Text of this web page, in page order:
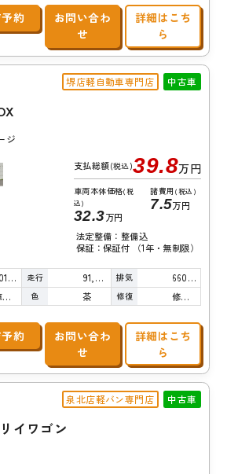
約
お問い合わ
せ
詳細はこち
ら
堺店軽自動車専門店 中古車
ジ
支払総額(税込)39.8万円
車両本体価格(税
込)
32.3万円
諸費用 (税込)
7.5万円
法定整備：整備込
保証：保証付 （1年・無制限）
2015年 走行 91,000km 排気 660cc
車検整備付 色 茶 修復 修復歴無し
約
お問い合わ
せ
詳細はこち
ら
泉北店軽バン専門店 中古車
イワゴン